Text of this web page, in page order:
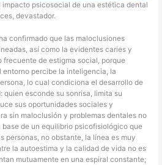
impacto psicosocial de una estética dental
devastador.
confirmado que las maloclusiones
así como la evidentes caries y
de estigma social, porque
entorno percibe la inteligencia, la
lo cual condiciona el desarrollo de
quien esconde su sonrisa, limita su
sus oportunidades sociales y
sin maloclusión y problemas dentales no
de un equilibrio psicofisiológico que
personas, no obstante, la línea es muy
la autoestima y la calidad de vida no es
mutuamente en una espiral constante;